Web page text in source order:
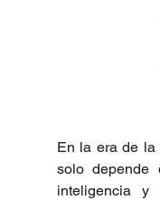
En la era de la
solo
inteligencia